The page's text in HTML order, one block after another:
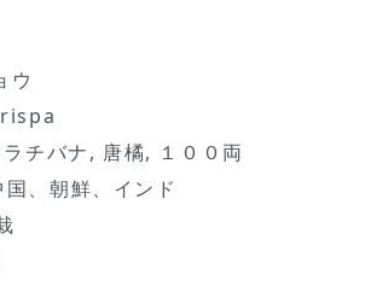
ウ
チバナ, 唐橘, １００両
国、朝鮮、インド